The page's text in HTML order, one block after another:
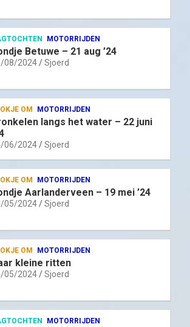
MOTORRIJDEN
Betuwe – 21 aug ’24
08/2024 Sjoerd
OM MOTORRIJDEN
langs het water – 22 juni
06/2024 Sjoerd
OM MOTORRIJDEN
Aarlanderveen – 19 mei ’24
05/2024 Sjoerd
OM MOTORRIJDEN
kleine ritten
05/2024 Sjoerd
MOTORRIJDEN